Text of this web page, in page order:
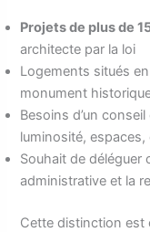
Projets de plus de
architecte par la loi
Logements situés
monument
Besoins d’un
luminosité,
Souhait de déléguer
administrative et la
Cette distinction est